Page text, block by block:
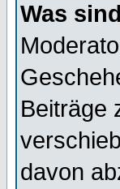
Was
Beiträge
davon